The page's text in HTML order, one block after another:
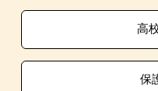
生徒会活動推薦入学
大原学園グループ案内
採用ご担当の方
高
保